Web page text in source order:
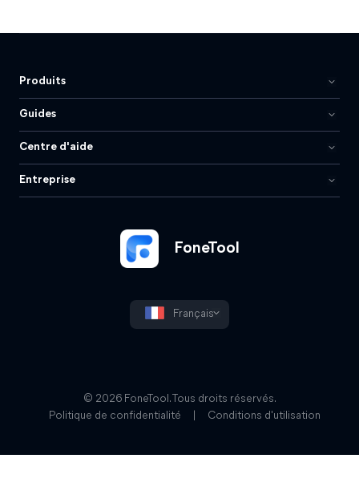
FoneTool
Français
Produits
Guides
Centre d'aide
Entreprise
© 2026 FoneTool. Tous droits réservés.
Politique de confidentialité
Conditions d'utilisation